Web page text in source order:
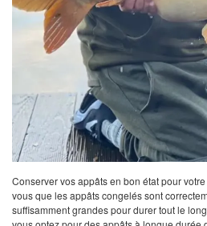
Conserver vos appâts en bon état pour
vous que les appâts congelés sont
suffisamment grandes pour durer tout le